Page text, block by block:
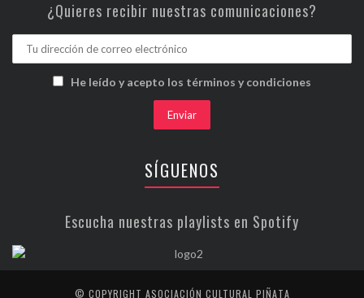
¿Quieres recibir nuestras comunicaciones?
He leído y acepto los términos y condiciones
SÍGUENOS
Escucha nuestras playlists en Spotify
© COPYRIGHT ASOCIACIÓN CULTURAL PIÑATA